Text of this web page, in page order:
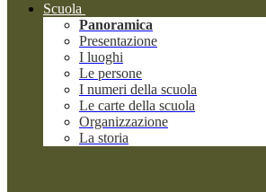
Scuola
Panoramica
Presentazione
I luoghi
Le persone
I numeri della scuola
Le carte della scuola
Organizzazione
La storia